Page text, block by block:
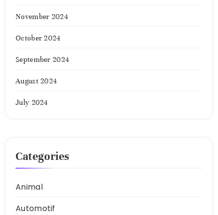
November 2024
October 2024
September 2024
August 2024
July 2024
Categories
Animal
Automotif